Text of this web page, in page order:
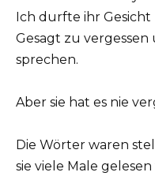
Ich durfte ihr Gesicht
Gesagt zu
sprechen.
Aber sie hat es nie
Die Wörter waren
sie viele Male